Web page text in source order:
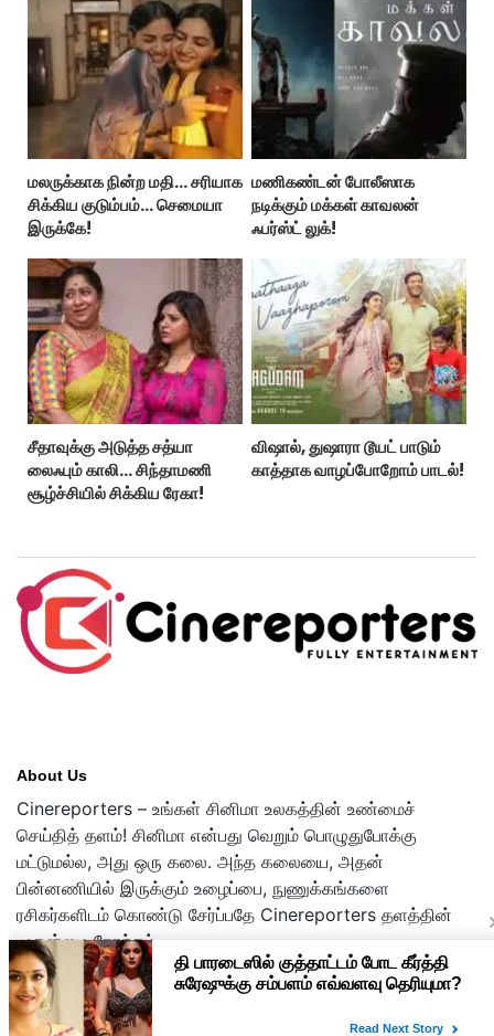
மலருக்காக நின்ற மதி… சரியாக
சிக்கிய குடும்பம்… செமையா
இருக்கே!
மணிகண்டன் போலீஸாக
நடிக்கும் மக்கள் காவலன்
ஃபர்ஸ்ட் லுக்!
சீதாவுக்கு அடுத்த சத்யா
லைஃபும் காலி… சிந்தாமணி
சூழ்ச்சியில் சிக்கிய ரேகா!
விஷால், துஷாரா டூயட் பாடும்
காத்தாக வாழப்போறோம் பாடல்!
About Us
Cinereporters – உங்கள் சினிமா உலகத்தின் உண்மைச்
செய்தித் தளம்! சினிமா என்பது வெறும் பொழுதுபோக்கு
மட்டுமல்ல, அது ஒரு கலை. அந்த கலையை, அதன்
பின்னணியில் இருக்கும் உழைப்பை, நுணுக்கங்களை
ரசிகர்களிடம் கொண்டு சேர்ப்பதே Cinereporters தளத்தின்
முதன்மை நோக்கம்.